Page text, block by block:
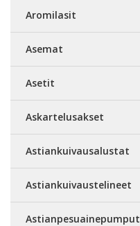
Aromilasit
Asemat
Asetit
Askartelusakset
Astiankuivausalustat
Astiankuivaustelineet
Astianpesuainepumput